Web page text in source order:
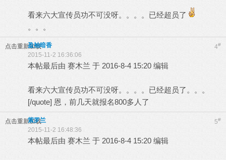
看来六大宣传员功不可没呀。。。。已经超员了
。。。
点击重新加载 4#
盈袖暗香
2015-11-2 16:36:06
本帖最后由 赛木兰 于 2016-8-4 15:20 编辑
看来六大宣传员功不可没呀。。。。已经超员了。。。
[/quote] 恩，前几天就报名800多人了
点击重新加载 5#
紫罗兰
2015-11-2 16:48:36
本帖最后由 赛木兰 于 2016-8-4 15:20 编辑